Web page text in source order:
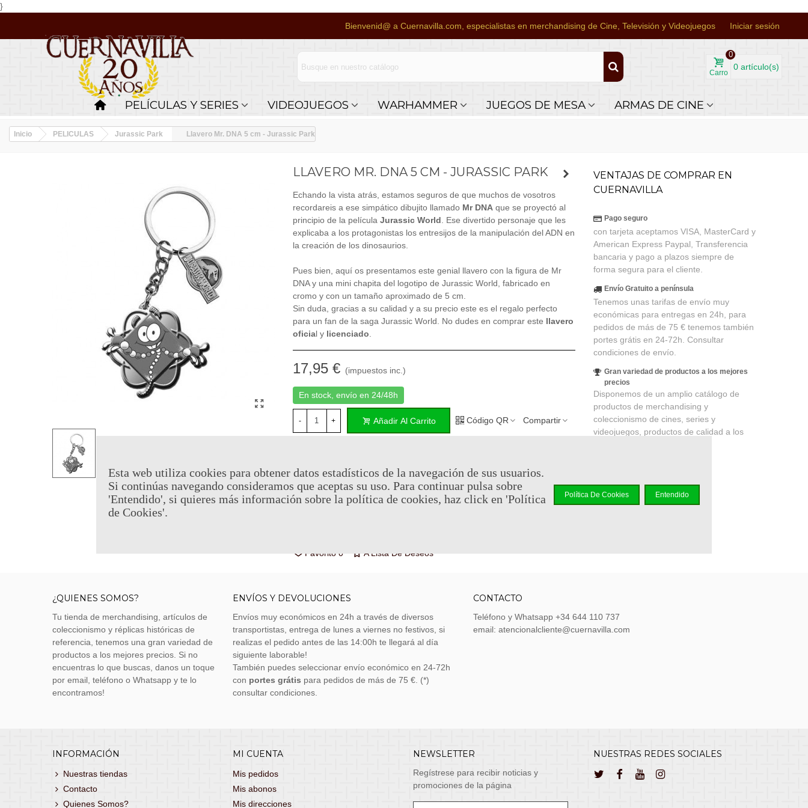
}
Bienvenid@ a Cuernavilla.com, especialistas en merchandising de Cine, Televisión y Videojuegos Iniciar sesión
Carro
0
0 artículo(s)
PELÍCULAS Y SERIES VIDEOJUEGOS WARHAMMER JUEGOS DE MESA ARMAS DE CINE
Inicio PELICULAS Jurassic Park Llavero Mr. DNA 5 cm - Jurassic Park
LLAVERO MR. DNA 5 CM - JURASSIC PARK
Echando la vista atrás, estamos seguros de que muchos de vosotros
recordareis a ese simpático dibujito llamado Mr DNAque se proyectó al
principio de la película Jurassic World . Ese divertido personaje que les
explicaba a los protagonistas los entresijos de la manipulación del ADN en
la creación de los dinosaurios.
Pues bien, aquí os presentamos este genial llavero con la figura de Mr
DNA y una mini chapita del logotipo de Jurassic World, fabricado en
cromo y con un tamaño aproximado de 5 cm.
Sin duda, gracias a su calidad y a su precio este es el regalo perfecto
para un fan de la saga Jurassic World. No dudes en comprar este llavero
oficial y licenciado
17,95 € (impuestos inc.)
En stock, envío en 24/48h
- + Añadir Al Carrito Código QR Compartir
cesta sera de8puntos de fidelidadque se puede convertir en un cupón
de€ 0.06.
Favorito 0 A Lista De Deseos
VENTAJAS DE COMPRAR EN
CUERNAVILLA
Pago seguro
con tarjeta aceptamos VISA, MasterCard y
American Express Paypal, Transferencia
bancaria y pago a plazos siempre de
forma segura para el cliente.
Envío Gratuito a península
Tenemos unas tarifas de envío muy
económicas para entregas en 24h, para
pedidos de más de 75 € tenemos también
portes grátis en 24-72h. Consultar
condiciones de envío.
Gran variedad de productos a los mejores
precios
Disponemos de un amplio catálogo de
productos de merchandising y
coleccionismo de cines, series y
videojuegos, productos de calidad a los
¿QUIENES SOMOS?
Tu tienda de merchandising, artículos de
coleccionismo y réplicas históricas de
referencia, tenemos una gran variedad de
productos a los mejores precios. Si no
encuentras lo que buscas, danos un toque
por email, teléfono o Whatsapp y te lo
encontramos!
ENVÍOS Y DEVOLUCIONES
Envíos muy económicos en 24h a través de diversos
transportistas, entrega de lunes a viernes no festivos, si
realizas el pedido antes de las 14:00h te llegará al día
siguiente laborable!
También puedes seleccionar envío económico en 24-72h
con portes grátis para pedidos de más de 75 €. (*)
consultar condiciones.
CONTACTO
Teléfono y Whatsapp +34 644 110 737
email: atencionalcliente@cuernavilla.com
INFORMACIÓN
Nuestras tiendas
Contacto
Quienes Somos?
MI CUENTA
Mis pedidos
Mis abonos
Mis direcciones
NEWSLETTER
Regístrese para recibir noticias y
promociones de la página
NUESTRAS REDES SOCIALES
Esta web utiliza cookies para obtener datos estadísticos de la navegación de sus usuarios.
Si continúas navegando consideramos que aceptas su uso. Para continuar pulsa sobre
'Entendido', si quieres más información sobre la política de cookies, haz click en 'Política
de Cookies'.
Política De Cookies Entendido